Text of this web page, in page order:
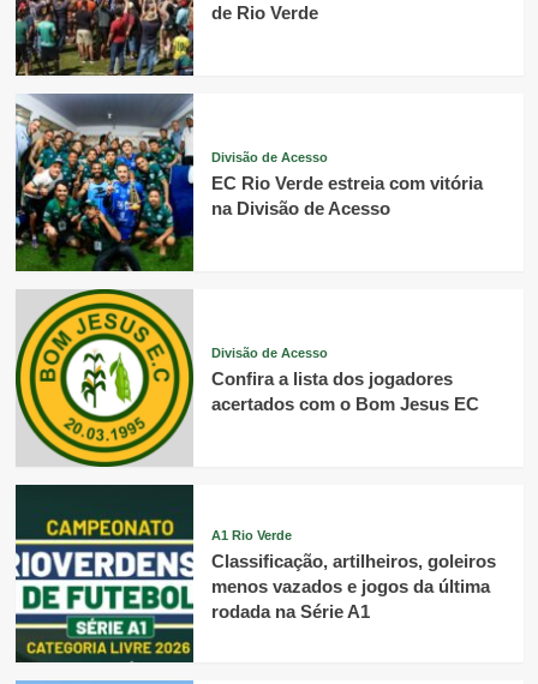
de Rio Verde
Divisão de Acesso
EC Rio Verde estreia com vitória
na Divisão de Acesso
Divisão de Acesso
Confira a lista dos jogadores
acertados com o Bom Jesus EC
A1 Rio Verde
Classificação, artilheiros, goleiros
menos vazados e jogos da última
rodada na Série A1